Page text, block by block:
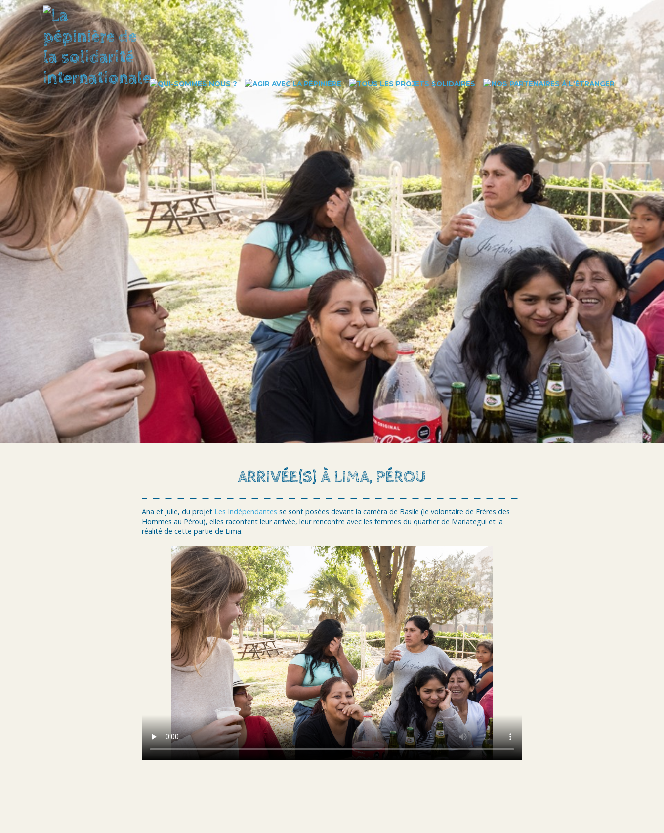
ARRIVÉE(S) À LIMA, PÉROU
Ana et Julie, du projet Les Indépendantes se sont posées devant la caméra de Basile (le volontaire de Frères des
Hommes au Pérou), elles racontent leur arrivée, leur rencontre avec les femmes du quartier de Mariategui et la
réalité de cette partie de Lima.